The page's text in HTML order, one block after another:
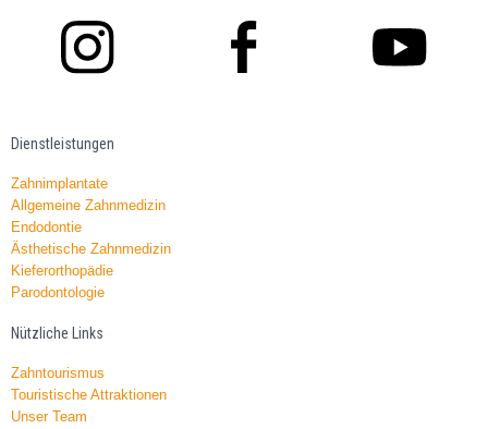
Dienstleistungen
Zahnimplantate
Allgemeine Zahnmedizin
Endodontie
Ästhetische Zahnmedizin
Kieferorthopädie
Parodontologie
Nützliche Links
Zahntourismus
Touristische Attraktionen
Unser Team